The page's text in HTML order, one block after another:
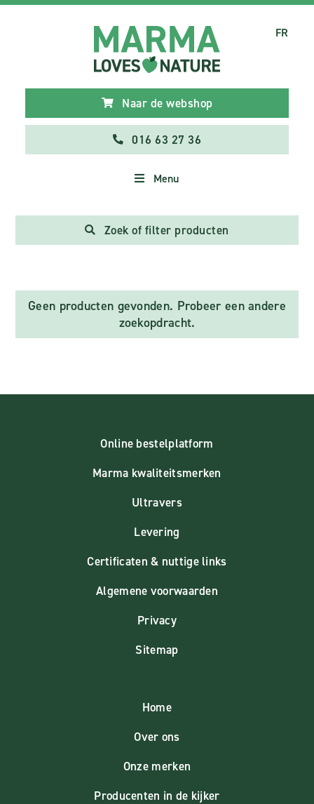
Naar de webshop
016 63 27 36
Menu
FR
Zoek of filter producten
Geen producten gevonden. Probeer een andere
zoekopdracht.
Online bestelplatform
Marma kwaliteitsmerken
Ultravers
Levering
Certificaten & nuttige links
Algemene voorwaarden
Privacy
Sitemap
Home
Over ons
Onze merken
Producenten in de kijker